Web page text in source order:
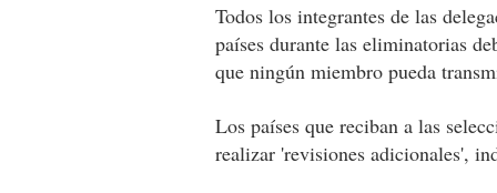
Todos los integrantes de las
países durante las eliminatorias
que ningún miembro pueda
Los países que reciban a las
realizar 'revisiones adicionales',